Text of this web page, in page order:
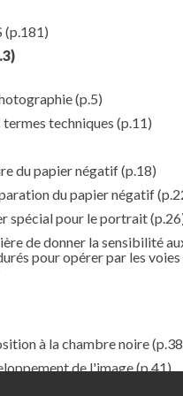
(p.181)
(p.5)
techniques (p.11)
du papier négatif(p.18)
du papier négatif
spécial pour le portrait
de donner la sensibilité
pour opérer par les voies
à la chambre noire
de l'image(p.41)